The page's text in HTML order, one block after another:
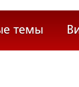
темы